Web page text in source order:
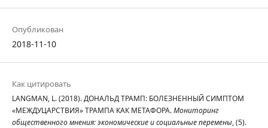
Опубликован
2018-11-10
Как цитировать
LANGMAN, L. (2018). ДОНАЛЬД ТРАМП: БОЛЕЗНЕННЫЙ СИМПТОМ
«МЕЖДУЦАРСТВИЯ» ТРАМПА КАК МЕТАФОРА.Мониторинг
общественного мнения: экономические и социальные перемены, (5).